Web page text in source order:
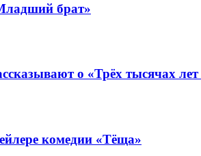
брат»
о «Трёх тысячах лет
комедии «Тёща»